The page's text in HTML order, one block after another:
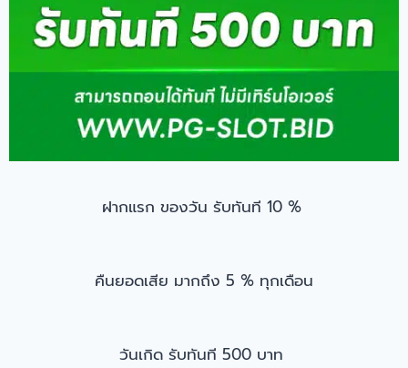
ฝากแรก ของวัน รับทันที 10 %
คืนยอดเสีย มากถึง 5 % ทุกเดือน
วันเกิด รับทันที 500 บาท